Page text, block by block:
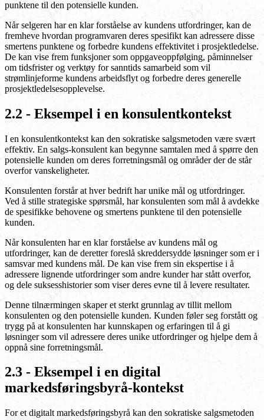
punktene til den potensielle kunden.
Når selgeren har en klar forståelse av kundens utfordringer, kan de
fremheve hvordan programvaren deres spesifikt kan adressere disse
smertens punktene og forbedre kundens effektivitet i prosjektledelse.
De kan vise frem funksjoner som oppgaveoppfølging, påminnelser
om tidsfrister og verktøy for sanntids samarbeid som vil
strømlinjeforme kundens arbeidsflyt og forbedre deres generelle
prosjektledelsesopplevelse.
2.2 - Eksempel i en konsulentkontekst
I en konsulentkontekst kan den sokratiske salgsmetoden være svært
effektiv. En salgs-konsulent kan begynne samtalen med å spørre den
potensielle kunden om deres forretningsmål og områder der de står
overfor vanskeligheter.
Konsulenten forstår at hver bedrift har unike mål og utfordringer.
Ved å stille strategiske spørsmål, har konsulenten som mål å avdekke
de spesifikke behovene og smertens punktene til den potensielle
kunden.
Når konsulenten har en klar forståelse av kundens mål og
utfordringer, kan de deretter foreslå skreddersydde løsninger som er i
samsvar med kundens mål. De kan vise frem sin ekspertise i å
adressere lignende utfordringer som andre kunder har stått overfor,
og dele suksesshistorier som viser deres evne til å levere resultater.
Denne tilnærmingen skaper et sterkt grunnlag av tillit mellom
konsulenten og den potensielle kunden. Kunden føler seg forstått og
trygg på at konsulenten har kunnskapen og erfaringen til å gi
løsninger som vil adressere deres unike utfordringer og hjelpe dem å
oppnå sine forretningsmål.
2.3 - Eksempel i en digital
markedsføringsbyrå-kontekst
For et digitalt markedsføringsbyrå kan den sokratiske salgsmetoden